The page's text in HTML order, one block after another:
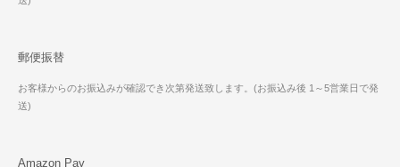
郵便振替
お客様からのお振込みが確認でき次第発送致します。(お振込み後 1～5営業日で発
送)
Amazon Pay